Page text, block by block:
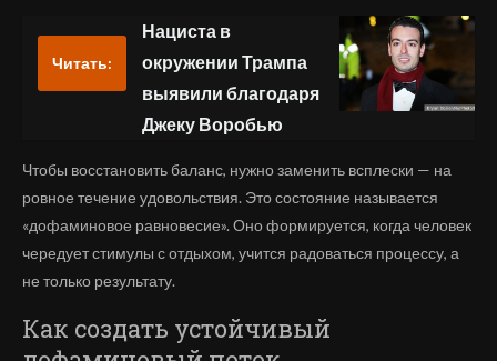
Читать:
Нациста в
окружении Трампа
выявили благодаря
Джеку Воробью
Чтобы восстановить баланс, нужно заменить всплески — на
ровное течение удовольствия. Это состояние называется
«дофаминовое равновесие». Оно формируется, когда человек
чередует стимулы с отдыхом, учится радоваться процессу, а
не только результату.
Как создать устойчивый